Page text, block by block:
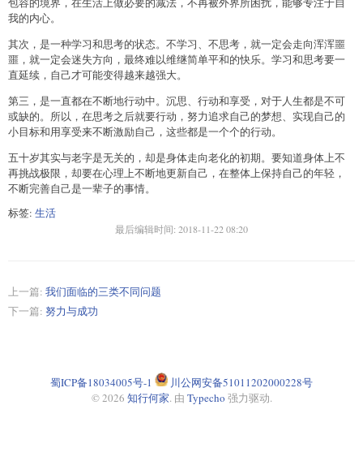
我的内心。
其次，是一种学习和思考的状态。不学习、不思考，就一定会走向浑浑噩
噩，就一定会迷失方向，最终难以维继简单平和的快乐。学习和思考要一
直延续，自己才可能变得越来越强大。
第三，是一直都在不断地行动中。沉思、行动和享受，对于人生都是不可
或缺的。所以，在思考之后就要行动，努力追求自己的梦想、实现自己的
小目标和用享受来不断激励自己，这些都是一个个的行动。
五十岁其实与老字是无关的，却是身体走向老化的初期。要知道身体上不
再挑战极限，却要在心理上不断地更新自己，在整体上保持自己的年轻，
不断完善自己是一辈子的事情。
标签: 生活
最后编辑时间: 2018-11-22 08:20
上一篇: 我们面临的三类不同问题
下一篇: 努力与成功
蜀ICP备18034005号-1
川公网安备51011202000228号
© 2026 知行何家. 由 Typecho 强力驱动.